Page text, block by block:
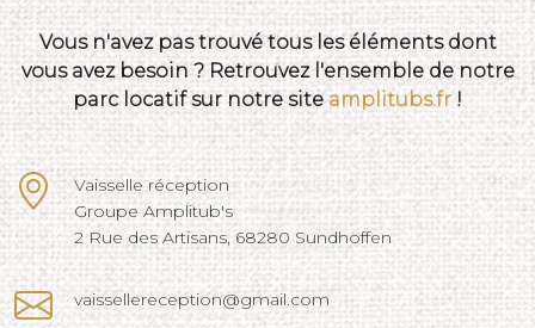
Vous n'avez pas trouvé tous les éléments dont
vous avez besoin ? Retrouvez l'ensemble de notre
parc locatif sur notre site amplitubs.fr !
Vaisselle réception
Groupe Amplitub's
2 Rue des Artisans, 68280 Sundhoffen
vaissellereception@gmail.com